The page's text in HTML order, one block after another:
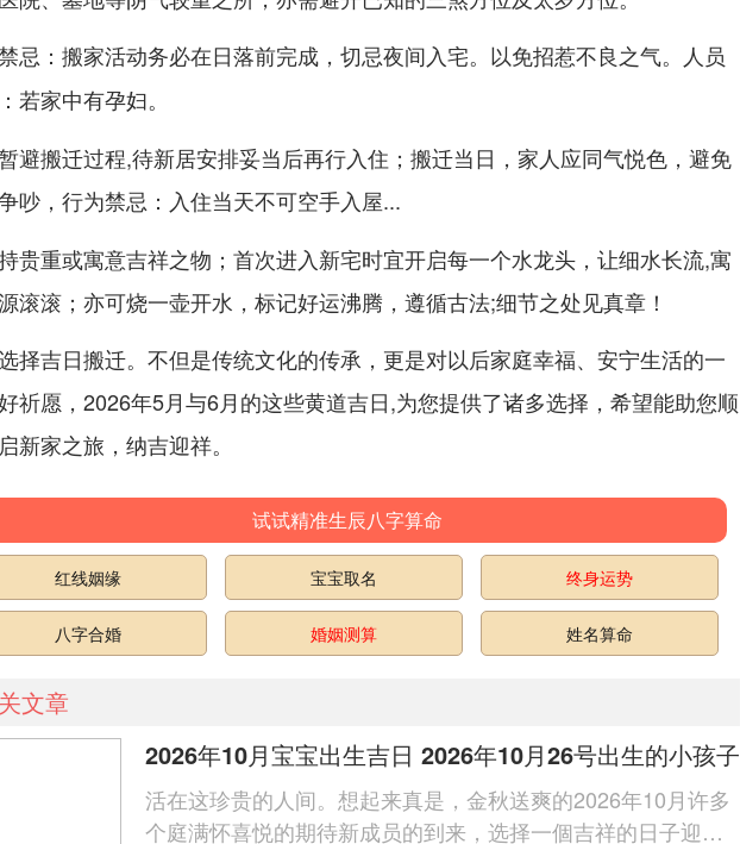
忌 ：搬家活动务必在日落前完成，切忌夜间入宅。以免招惹不良之气。 人员
：若家中有孕妇。
避搬迁过程,待新居安排妥当后再行入住；搬迁当日，家人应同气悦色，避免
吵， 行为禁忌 ：入住当天不可空手入屋...
贵重或寓意吉祥之物；首次进入新宅时宜开启每一个水龙头，让细水长流,寓
滚滚；亦可烧一壶开水，标记好运沸腾，遵循古法;细节之处见真章！
择吉日搬迁。不但是传统文化的传承，更是对以后家庭幸福、安宁生活的一
祈愿，2026年5月与6月的这些黄道吉日,为您提供了诸多选择，希望能助您顺
新家之旅，纳吉迎祥。
试试精准生辰八字算命
红线姻缘 宝宝取名 终身运势
八字合婚 婚姻测算 姓名算命
文章
2026年10月宝宝出生吉日 2026年10月26号出生的小孩子
活在这珍贵的人间。想起来真是，金秋送爽的2026年10月许多
个庭满怀喜悦的期待新成员的到来，选择一個吉祥的日子迎接